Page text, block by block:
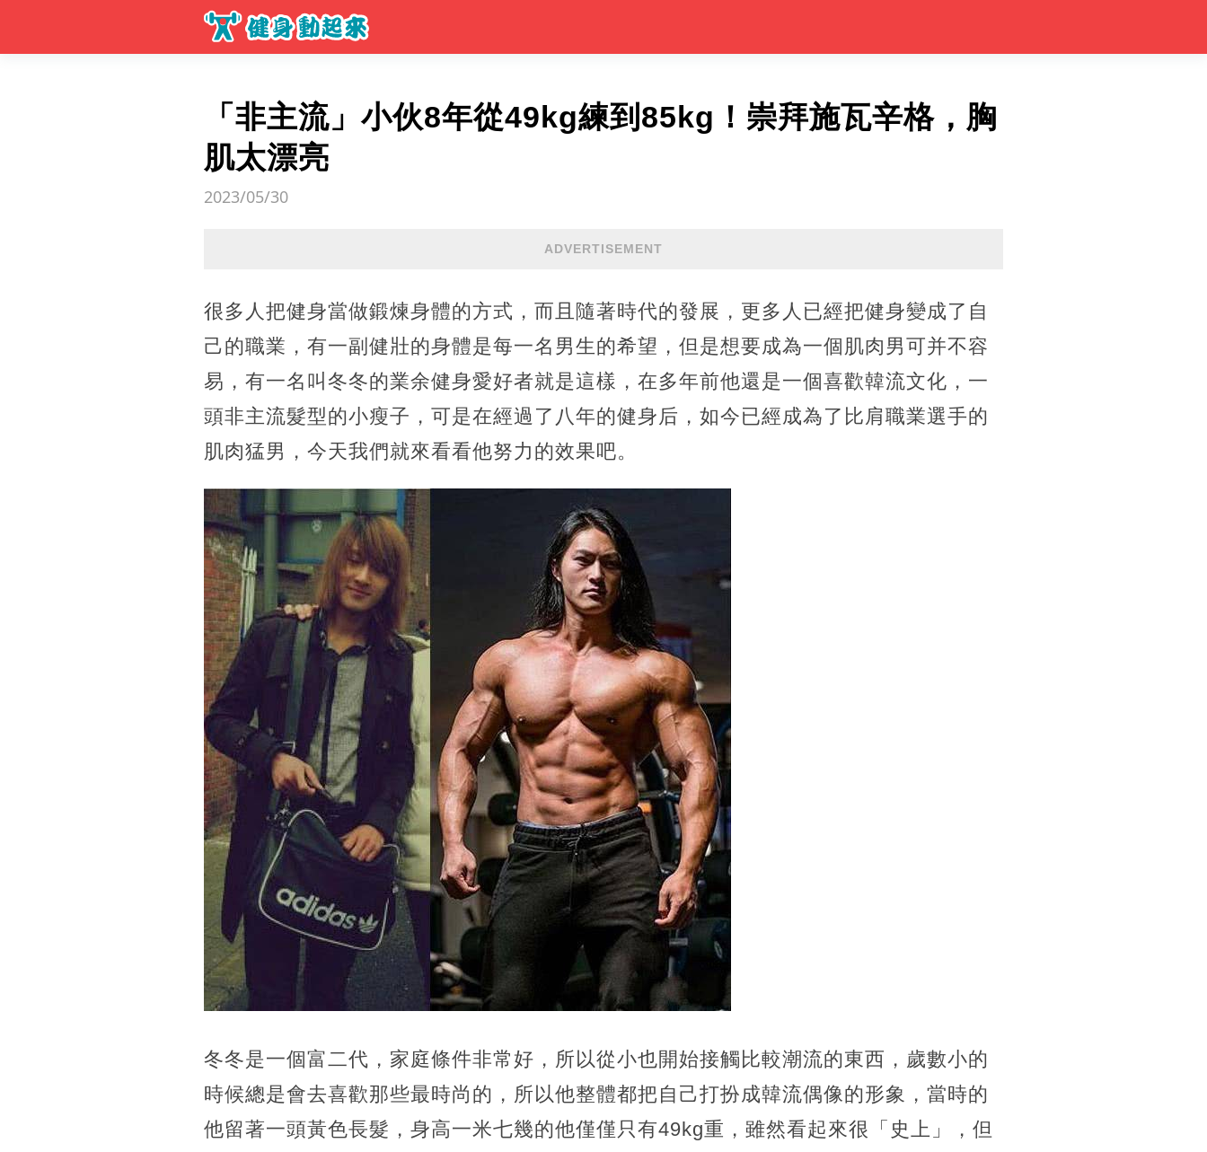
「非主流」小伙8年從49kg練到85kg！崇拜施瓦辛格，胸
肌太漂亮
2023/05/30
ADVERTISEMENT
很多人把健身當做鍛煉身體的方式，而且隨著時代的發展，更多人已經把健身變成了自
己的職業，有一副健壯的身體是每一名男生的希望，但是想要成為一個肌肉男可并不容
易，有一名叫冬冬的業余健身愛好者就是這樣，在多年前他還是一個喜歡韓流文化，一
頭非主流髮型的小瘦子，可是在經過了八年的健身后，如今已經成為了比肩職業選手的
肌肉猛男，今天我們就來看看他努力的效果吧。
冬冬是一個富二代，家庭條件非常好，所以從小也開始接觸比較潮流的東西，歲數小的
時候總是會去喜歡那些最時尚的，所以他整體都把自己打扮成韓流偶像的形象，當時的
他留著一頭黃色長髮，身高一米七幾的他僅僅只有49kg重，雖然看起來很「史上」，但